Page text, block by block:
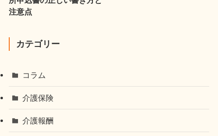
注意点
カテゴリー
コラム
介護保険
介護報酬